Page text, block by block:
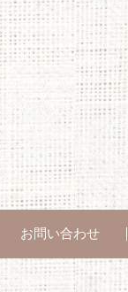
お問い合わせ